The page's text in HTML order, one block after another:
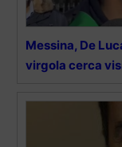
Messina, De
virgola cerca